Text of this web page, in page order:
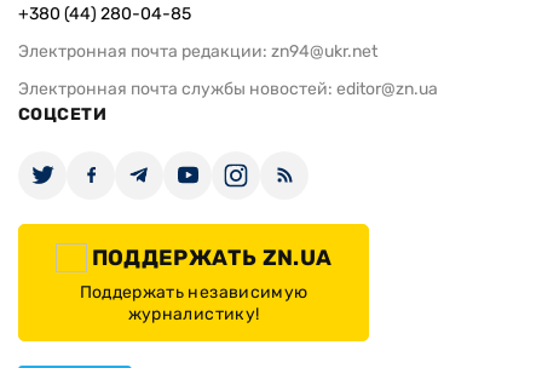
+380 (44) 280-04-85
Электронная почта редакции: zn94@ukr.net
Электронная почта службы новостей: editor@zn.ua
СОЦСЕТИ
ПОДДЕРЖАТЬ ZN.UA
Поддержать независимую
журналистику!